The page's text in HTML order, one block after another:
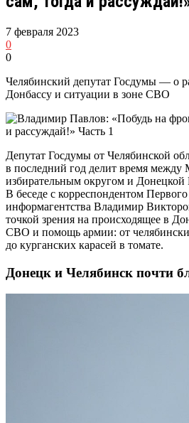
7 февраля 2023
0
0
Челябинский депутат Госдумы — о
Донбассу и ситуации в зоне СВО
Депутат Госдумы от Челябинской
в последний год делит время
избирательным округом и
В беседе с корреспондентом
информагентства Владимир
точкой зрения на происходящее в
СВО и помощь армии: от
до курганских карасей в томате.
Донецк и Челябинск почти